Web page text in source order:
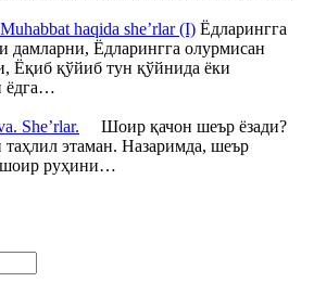
haqida she’rlar (I) Ёдларингга
дамларни, Ёдларингга олурмисан
Ёқиб қўйиб тун қўйнида ёки
ёдга…
She’rlar. Шоир қачон шеър ёзади?
этаман. Назаримда, шеър
руҳини…